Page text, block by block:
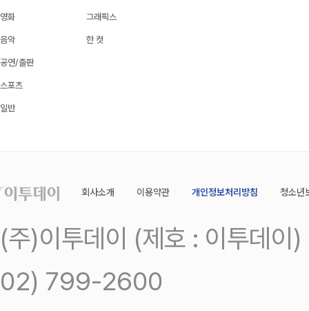
영화
음악
공연/출판
스포츠
일반
그래픽스
한 컷
회사소개 이용약관 개인정보처리방침 청소년
(주)이투데이 (제호 : 이투데
02) 799-2600